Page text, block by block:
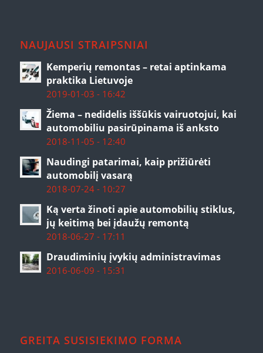
NAUJAUSI STRAIPSNIAI
Kemperių remontas – retai aptinkama
praktika Lietuvoje
2019-01-03 - 16:42
Žiema – nedidelis iššūkis vairuotojui, kai
automobiliu pasirūpinama iš anksto
2018-11-05 - 12:40
Naudingi patarimai, kaip prižiūrėti
automobilį vasarą
2018-07-24 - 10:27
Ką verta žinoti apie automobilių stiklus,
jų keitimą bei įdaužų remontą
2018-06-27 - 17:11
Draudiminių įvykių administravimas
2016-06-09 - 15:31
GREITA SUSISIEKIMO FORMA